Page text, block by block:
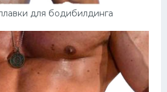
для бодибилдинга